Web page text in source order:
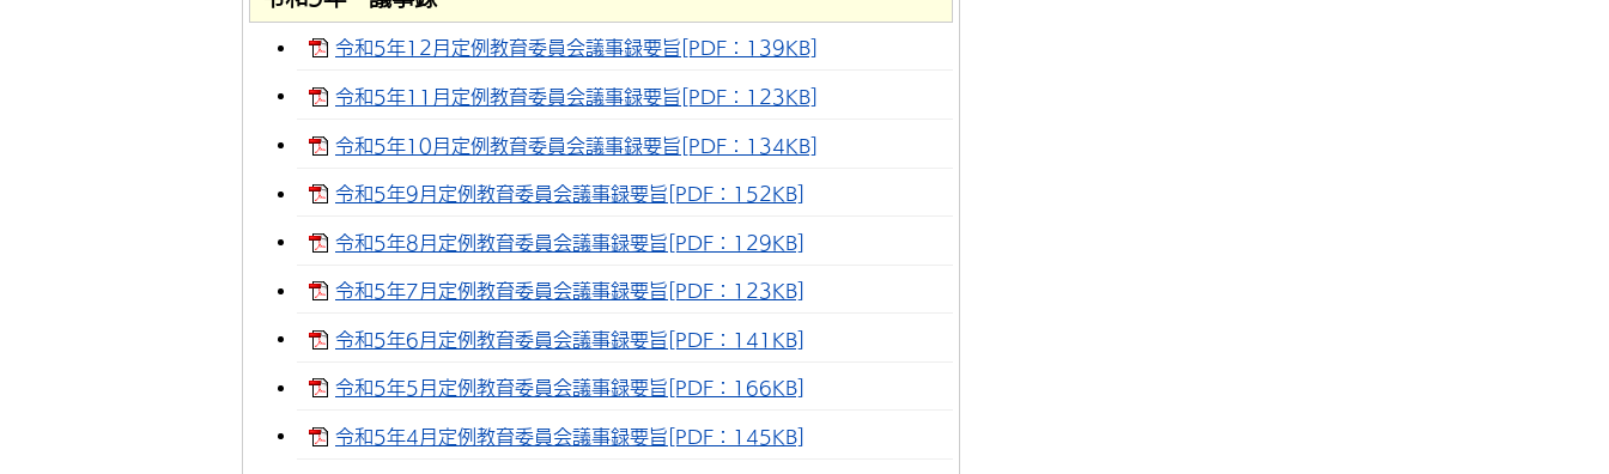
令和5年12月定例教育委員会議事録要旨[PDF：139KB]
令和5年11月定例教育委員会議事録要旨[PDF：123KB]
令和5年10月定例教育委員会議事録要旨[PDF：134KB]
令和5年9月定例教育委員会議事録要旨[PDF：152KB]
令和5年8月定例教育委員会議事録要旨[PDF：129KB]
令和5年7月定例教育委員会議事録要旨[PDF：123KB]
令和5年6月定例教育委員会議事録要旨[PDF：141KB]
令和5年5月定例教育委員会議事録要旨[PDF：166KB]
令和5年4月定例教育委員会議事録要旨[PDF：145KB]